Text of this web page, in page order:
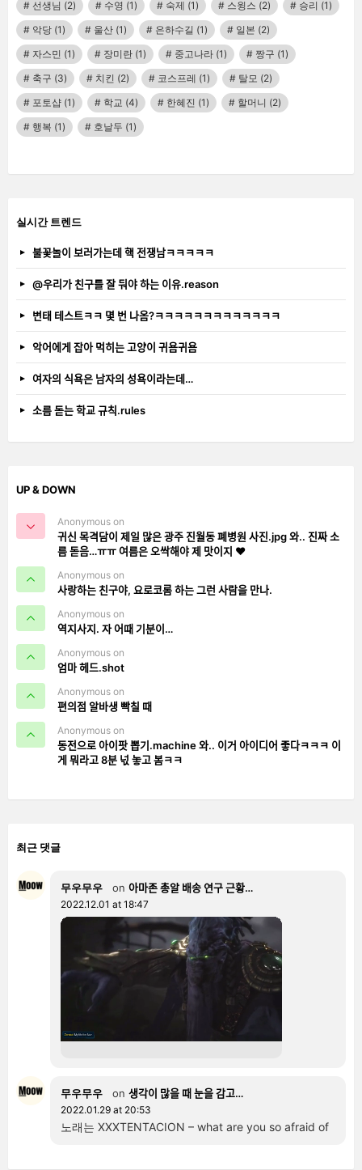
선생님 (2) 수영 (1) 숙제 (1) 스윙스 (2) 승리 (1)
악당 (1) 울산 (1) 은하수길 (1) 일본 (2)
자스민 (1) 장미란 (1) 중고나라 (1) 짱구 (1)
축구 (3) 치킨 (2) 코스프레 (1) 탈모 (2)
포토샵 (1) 학교 (4) 한혜진 (1) 할머니 (2)
행복 (1) 호날두 (1)
실시간 트렌드
불꽃놀이 보러가는데 핵 전쟁남ㅋㅋㅋㅋㅋ
@우리가 친구를 잘 둬야 하는 이유.reason
변태 테스트ㅋㅋ 몇 번 나옴?ㅋㅋㅋㅋㅋㅋㅋㅋㅋㅋㅋㅋㅋ
악어에게 잡아 먹히는 고양이 귀욤귀욤
여자의 식욕은 남자의 성욕이라는데…
소름 돋는 학교 규칙.rules
UP & DOWN
Anonymous on
귀신 목격담이 제일 많은 광주 진월동 폐병원 사진.jpg 와.. 진짜 소
름 돋음…ㅠㅠ 여름은 오싹해야 제 맛이지 ❤️
Anonymous on
사랑하는 친구야, 요로코롬 하는 그런 사람을 만나.
Anonymous on
역지사지. 자 어때 기분이…
Anonymous on
엄마 헤드.shot
Anonymous on
편의점 알바생 빡칠 때
Anonymous on
동전으로 아이팟 뽑기.machine 와.. 이거 아이디어 좋다ㅋㅋㅋ 이
게 뭐라고 8분 넋 놓고 봄ㅋㅋ
최근 댓글
무우무우 on 아마존 총알 배송 연구 근황…
2022.12.01 at 18:47
무우무우 on 생각이 많을 때 눈을 감고…
2022.01.29 at 20:53
노래는 XXXTENTACION – what are you so afraid of